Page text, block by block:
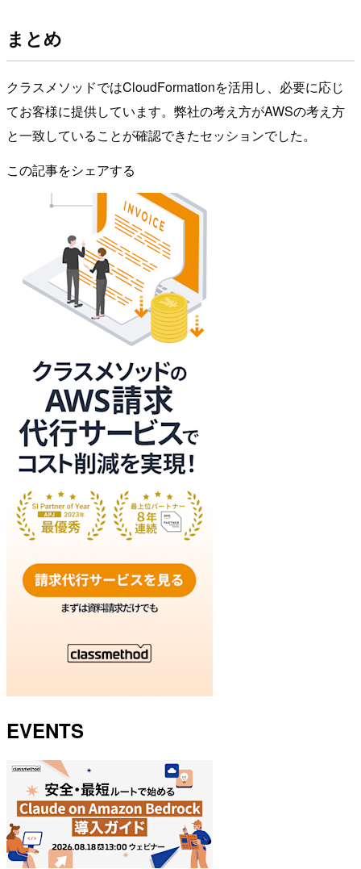
まとめ
クラスメソッドではCloudFormationを活用し、必要に応じ
てお客様に提供しています。弊社の考え方がAWSの考え方
と一致していることが確認できたセッションでした。
この記事をシェアする
EVENTS